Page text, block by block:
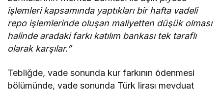
işlemleri kapsamında yaptıkları bir hafta vadeli
repo işlemlerinde oluşan maliyetten düşük olması
halinde aradaki farkı katılım bankası tek taraflı
olarak karşılar.”
Tebliğde, vade sonunda kur farkının ödenmesi
bölümünde, vade sonunda Türk lirası mevduat